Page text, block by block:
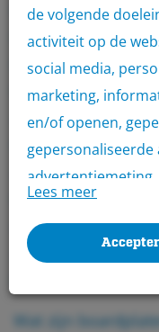
Ben je op zoek naar
Bouwmatron aan
kunnen alle
aanschaffen bij
Met een uniek
afhalen bij de
kwaliteit
Afhankelijk van je
zelfs kortingen tot
Wat zijn
de volgende
activiteit op de
social media,
marketing,
en/of openen,
gepersonaliseerde
gegevens
voor geeft.
Als u meer wilt
Lees meer